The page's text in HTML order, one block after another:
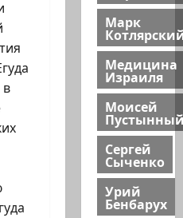
Марк
Медицина
Израиля
Моисей
Сергей
Сыченко
Урий
Бенбарух